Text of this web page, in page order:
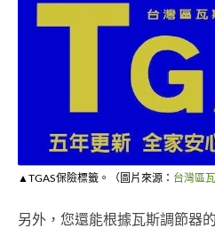
▲TGAS保險標籤。（圖片來源： 台灣區
另外，您還能根據瓦斯調節器